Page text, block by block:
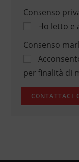
Consenso
Ho letto e
Consenso
per finalità di